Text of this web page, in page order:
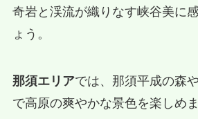
奇岩と渓流が織りなす峡谷美に
ょう。
那須エリアでは、那須平成の森
で高原の爽やかな景色を楽しめ